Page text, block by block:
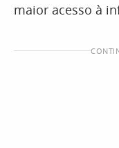
maior acesso à